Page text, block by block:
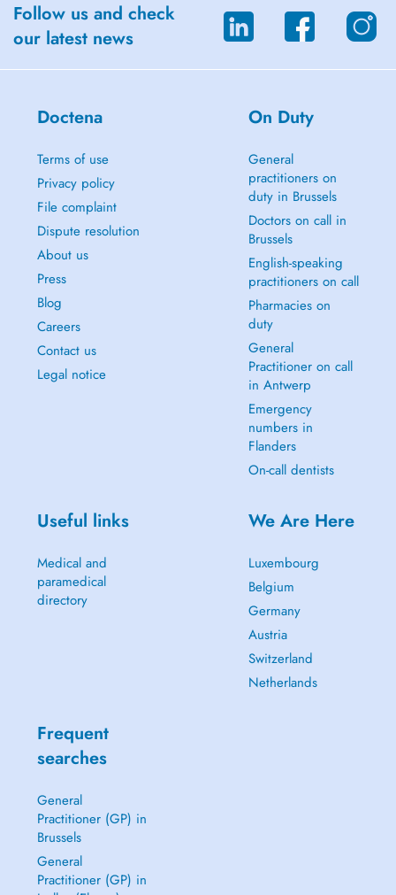
Follow us and check
our latest news
Doctena
Terms of use
Privacy policy
File complaint
Dispute resolution
About us
Press
Blog
Careers
Contact us
Legal notice
On Duty
General
practitioners on
duty in Brussels
Doctors on call in
Brussels
English-speaking
practitioners on call
Pharmacies on
duty
General
Practitioner on call
in Antwerp
Emergency
numbers in
Flanders
On-call dentists
Useful links
Medical and
paramedical
directory
We Are Here
Luxembourg
Belgium
Germany
Austria
Switzerland
Netherlands
Frequent
searches
General
Practitioner (GP) in
Brussels
General
Practitioner (GP) in